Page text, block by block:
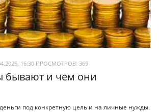
16:30 ПРОСМОТРОВ: 369
бывают и чем они
под конкретную цель и на личные нужды.